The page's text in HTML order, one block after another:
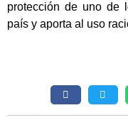
protección de uno de
país y aporta al uso